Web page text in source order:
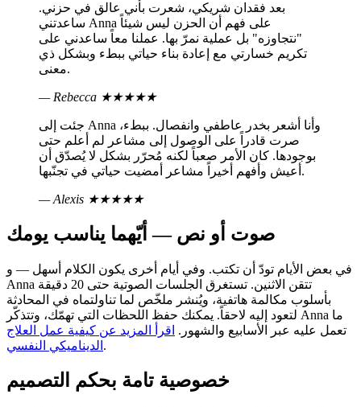
بعد فقدان شريكي، شعرت بأني عالق في حزني.
ساعدتني Anna على فهم أن الحزن ليس شيئاً
"نتجاوزه" بل عملية نمرّ بها. عملنا معاً ساعدني على
تكريم خسارتي مع إعادة بناء حياتي ببطء وبشكل ذي
معنى.
— Rebecca ★★★★★
جئت إلى Anna وأنا أشعر بخدر عاطفي وانفصال. ببطء،
صرت قادراً على الوصول إلى مشاعر لم أعلم حتى
بوجودها. كان الأمر صعباً لكنه مُحرّر بشكل لا يُصدّق أن
أعيش وأفهم أخيراً مشاعر أمضيت حياتي في تجنّبها.
— Alexis ★★★★★
صوت أو نص — أيّهما يناسب يومك
في بعض الأيام تودّ أن تكتب. وفي أيام أخرى يكون الكلام أسهل — و
Anna تتقن الاثنين. تستغرق الجلسات الصوتية حتى 20 دقيقة
بأسلوب مكالمة هاتفية، ويُنشر ملخّص لما تناولتماه في المحادثة
لتعود إليه لاحقاً. يمكنك حفظ اللحظات التي تهمّك، وتتذكّر Anna ما
تعمل عليه عبر الأسابيع والشهور. اقرأ المزيد عن كيفية عمل العلاج
الديناميكي النفسي .
خصوصية تامة بحكم التصميم